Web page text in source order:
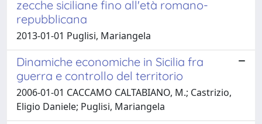
zecche siciliane fino all'età romano-
repubblicana
2013-01-01 Puglisi, Mariangela
Dinamiche economiche in Sicilia fra
guerra e controllo del territorio
2006-01-01 CACCAMO CALTABIANO, M.; Castrizio,
Eligio Daniele; Puglisi, Mariangela